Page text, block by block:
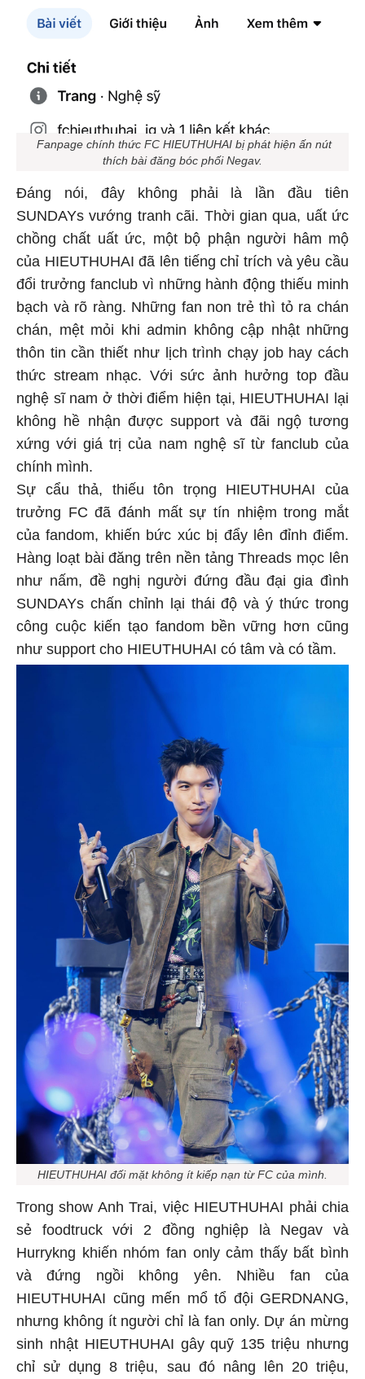
Fanpage chính thức FC HIEUTHUHAI bị phát hiện ấn nút
thích bài đăng bóc phối Negav.
Đáng nói, đây không phải là lần đầu tiên
SUNDAYs vướng tranh cãi. Thời gian qua, uất ức
chồng chất uất ức, một bộ phận người hâm mộ
của HIEUTHUHAI đã lên tiếng chỉ trích và yêu cầu
đổi trưởng fanclub vì những hành động thiếu minh
bạch và rõ ràng. Những fan non trẻ thì tỏ ra chán
chán, mệt mỏi khi admin không cập nhật những
thôn tin cần thiết như lịch trình chạy job hay cách
thức stream nhạc. Với sức ảnh hưởng top đầu
nghệ sĩ nam ở thời điểm hiện tại, HIEUTHUHAI lại
không hề nhận được support và đãi ngộ tương
xứng với giá trị của nam nghệ sĩ từ fanclub của
chính mình.
Sự cẩu thả, thiếu tôn trọng HIEUTHUHAI của
trưởng FC đã đánh mất sự tín nhiệm trong mắt
của fandom, khiến bức xúc bị đẩy lên đỉnh điểm.
Hàng loạt bài đăng trên nền tảng Threads mọc lên
như nấm, đề nghị người đứng đầu đại gia đình
SUNDAYs chấn chỉnh lại thái độ và ý thức trong
công cuộc kiến tạo fandom bền vững hơn cũng
như support cho HIEUTHUHAI có tâm và có tầm.
HIEUTHUHAI đối mặt không ít kiếp nạn từ FC của mình.
Trong show Anh Trai, việc HIEUTHUHAI phải chia
sẻ foodtruck với 2 đồng nghiệp là Negav và
Hurrykng khiến nhóm fan only cảm thấy bất bình
và đứng ngồi không yên. Nhiều fan của
HIEUTHUHAI cũng mến mổ tổ đội GERDNANG,
nhưng không ít người chỉ là fan only. Dự án mừng
sinh nhật HIEUTHUHAI gây quỹ 135 triệu nhưng
chỉ sử dụng 8 triệu, sau đó nâng lên 20 triệu,